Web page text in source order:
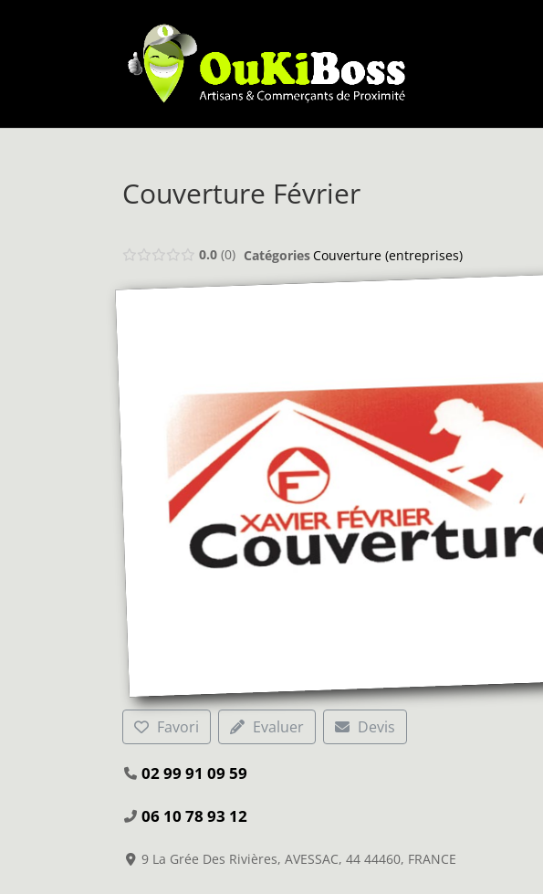
Couverture Février
0.0 0 CatégoriesCouverture (entreprises)
Favori Evaluer Devis
02 99 91 09 59
06 10 78 93 12
9 La Grée Des Rivières, AVESSAC, 44 44460, FRANCE